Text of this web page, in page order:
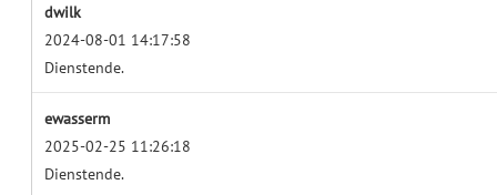
dwilk
2024-08-01 14:17:58
Dienstende.
ewasserm
2025-02-25 11:26:18
Dienstende.